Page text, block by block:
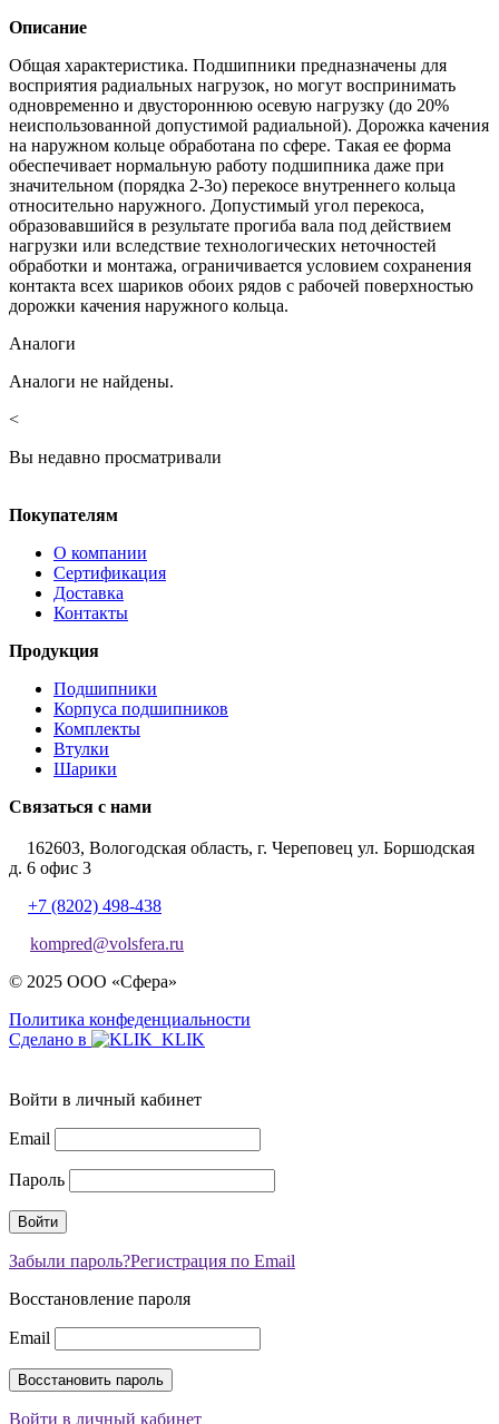
Описание
Общая характеристика. Подшипники предназначены для
восприятия радиальных нагрузок, но могут воспринимать
одновременно и двустороннюю осевую нагрузку (до 20%
неиспользованной допустимой радиальной). Дорожка качения
на наружном кольце обработана по сфере. Такая ее форма
обеспечивает нормальную работу подшипника даже при
значительном (порядка 2-3о) перекосе внутреннего кольца
относительно наружного. Допустимый угол перекоса,
образовавшийся в результате прогиба вала под действием
нагрузки или вследствие технологических неточностей
обработки и монтажа, ограничивается условием сохранения
контакта всех шариков обоих рядов с рабочей поверхностью
дорожки качения наружного кольца.
Аналоги
Аналоги не найдены.
<
Вы недавно просматривали
Покупателям
О компании
Сертификация
Доставка
Контакты
Продукция
Подшипники
Корпуса подшипников
Комплекты
Втулки
Шарики
Связаться с нами
162603, Вологодская область, г. Череповец ул. Боршодская
д. 6 офис 3
+7 (8202) 498-438
kompred@volsfera.ru
© 2025 ООО «Сфера»
Политика конфеденциальности
Сделано в
Войти в личный кабинет
Email
Пароль
Забыли пароль?Регистрация по Email
Восстановление пароля
Email
Войти в личный кабинет